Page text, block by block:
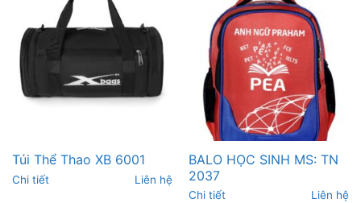
Túi Thể Thao XB 6001
Chi tiết Liên hệ
BALO HỌC SINH MS: TN
2037
Chi tiết Liên hệ